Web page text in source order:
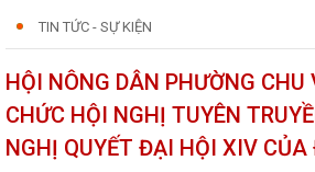
TIN TỨC - SỰ KIỆN
HỘI NÔNG DÂN PHƯỜNG CHU
CHỨC HỘI NGHỊ TUYÊN
NGHỊ QUYẾT ĐẠI HỘI XIV CỦA